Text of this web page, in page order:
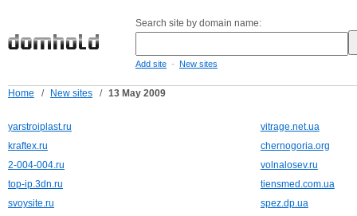
Search site by domain name:
Add site - New sites
Home / New sites / 13 May 2009
yarstroiplast.ru
vitrage.net.ua
kraftex.ru
chernogoria.org
2-004-004.ru
volnalosev.ru
top-ip.3dn.ru
tiensmed.com.ua
svoysite.ru
spez.dp.ua